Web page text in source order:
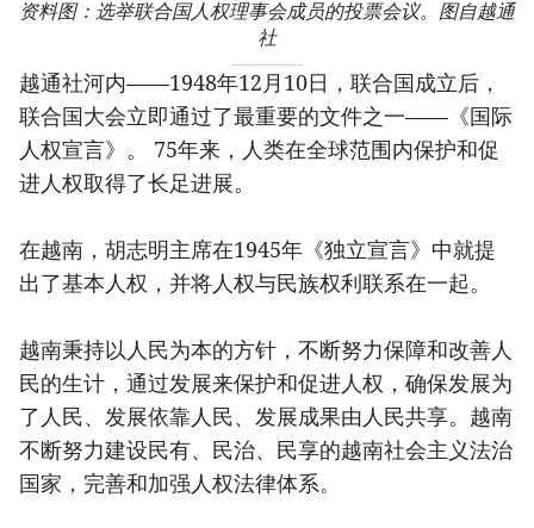
资料图：选举联合国人权理事会成员的投票会议。图自越通
社
越通社河内——1948年12月10日，联合国成立后，
联合国大会立即通过了最重要的文件之一——《国际
人权宣言》。 75年来，人类在全球范围内保护和促
进人权取得了长足进展。
在越南，胡志明主席在1945年《独立宣言》中就提
出了基本人权，并将人权与民族权利联系在一起。
越南秉持以人民为本的方针，不断努力保障和改善人
民的生计，通过发展来保护和促进人权，确保发展为
了人民、发展依靠人民、发展成果由人民共享。越南
不断努力建设民有、民治、民享的越南社会主义法治
国家，完善和加强人权法律体系。